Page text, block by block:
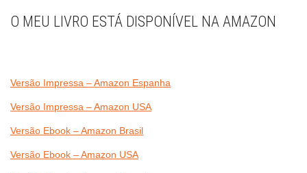
O MEU LIVRO ESTÁ DISPONÍVEL NA AMAZON
Versão Impressa – Amazon Espanha
Versão Impressa – Amazon USA
Versão Ebook – Amazon Brasil
Versão Ebook – Amazon USA